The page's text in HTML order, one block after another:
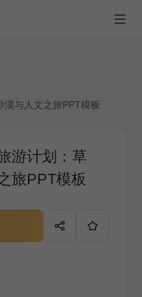
与人文之旅PPT模板
游计划：草
旅PPT模板